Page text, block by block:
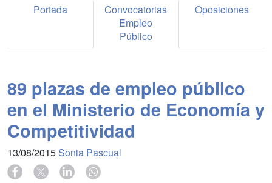
Portada
Convocatorias
Empleo
Público
Oposiciones
89 plazas de empleo público
en el Ministerio de Economía y
Competitividad
13/08/2015 Sonia Pascual